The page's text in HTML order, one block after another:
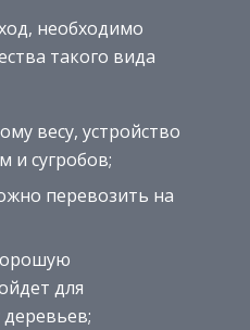
необходимо
такого вида
весу, устройство
и сугробов;
перевозить на
для